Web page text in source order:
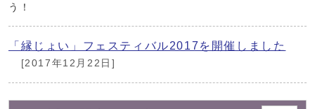
う！
「縁じょい」フェスティバル2017を開催しました
[2017年12月22日]